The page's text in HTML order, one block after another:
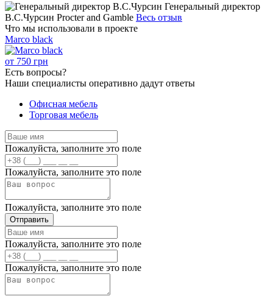
Генеральный директор
В.С.Чурсин Procter and Gamble Весь отзыв
Что мы использовали в проекте
Marco black
от 750 грн
Есть вопросы?
Наши специалисты оперативно дадут ответы
Офисная мебель
Торговая мебель
Пожалуйста, заполните это поле
Пожалуйста, заполните это поле
Пожалуйста, заполните это поле
Отправить
Пожалуйста, заполните это поле
Пожалуйста, заполните это поле